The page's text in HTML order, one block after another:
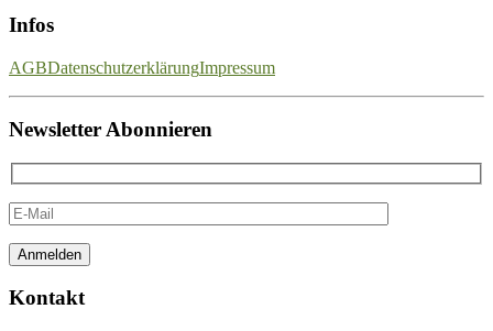
Infos
AGBDatenschutzerklärungImpressum
Newsletter Abonnieren
Kontakt